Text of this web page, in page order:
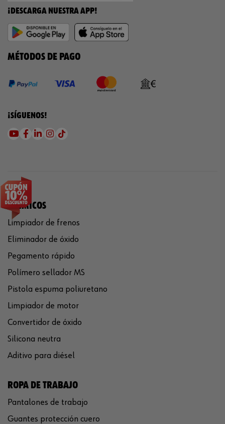
¡DESCARGA NUESTRA APP!
MÉTODOS DE PAGO
¡SÍGUENOS!
QUÍMICOS
Limpiador de frenos
Eliminador de óxido
Pegamento rápido
Polímero sellador MS
Pistola espuma poliuretano
Limpiador de motor
Convertidor de óxido
Silicona neutra
Aditivo para diésel
ROPA DE TRABAJO
Pantalones de trabajo
Guantes protección cuero